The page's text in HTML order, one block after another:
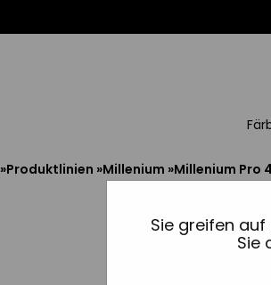
Sie greifen
Sie
»Produktlinien »Millenium »Millenium Pro